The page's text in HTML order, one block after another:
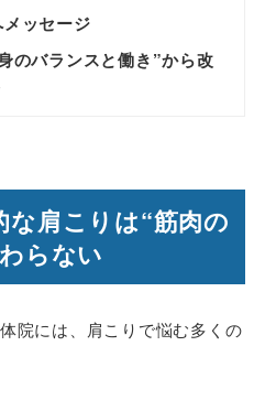
ッセージ
のバランスと働き”から改
肩こりは“筋肉の
らない
院には、肩こりで悩む多くの